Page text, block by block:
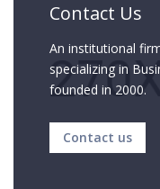
Contact Us
An institutional
specializing in
founded in 2000.
Contact us